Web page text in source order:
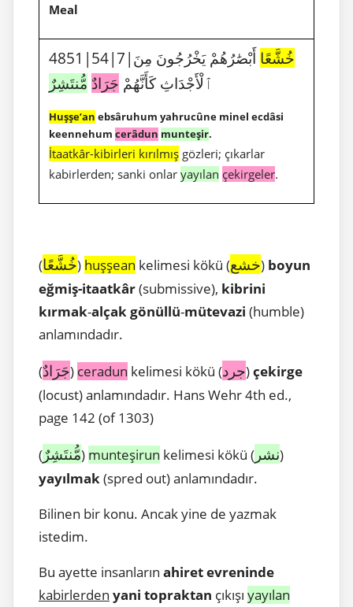
Meal
4851|54|7| خُشَّعًا أَبْصَٰرُهُمْ يَخْرُجُونَ مِنَ
ٱلْأَجْدَاثِ كَأَنَّهُمْ جَرَادٌ مُّنتَشِرٌ
Huşşe’an ebsâruhum yahrucûne minel ecdâsi
keennehum cerâdun munteşir.
İtaatkâr-kibirleri kırılmış gözleri; çıkarlar
kabirlerden; sanki onlar yayılan çekirgeler.
(خُشَّعًا) huşşean kelimesi kökü (خشع) boyun
eğmiş-itaatkâr(submissive), kibrini
kırmak-alçak gönüllü-mütevazi (humble)
anlamındadır.
(جَرَادٌ) ceradun kelimesi kökü (جرد)çekirge
(locust) anlamındadır. Hans Wehr 4th ed.,
page 142 (of 1303)
(مُّنتَشِرٌ) munteşirun kelimesi kökü ( نشر)
yayılmak(spred out) anlamındadır.
Bilinen bir konu. Ancak yine de yazmak
istedim.
Bu ayette insanların ahiret evreninde
kabirlerden yani topraktan çıkışı yayılan